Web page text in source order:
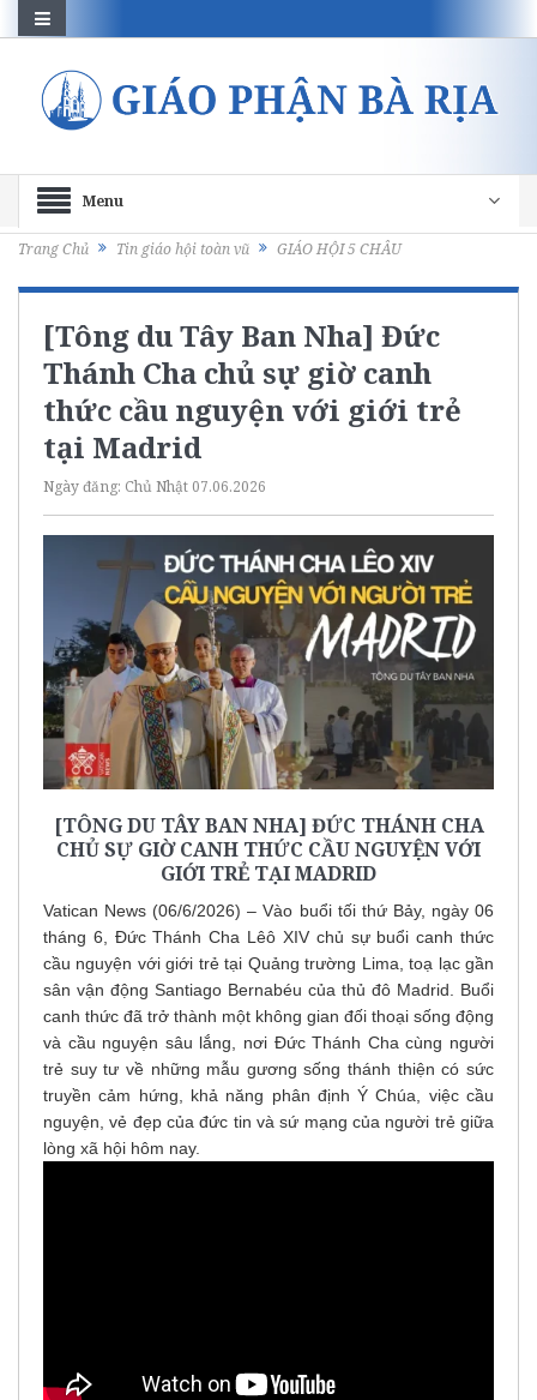
Menu
Trang Chủ Tin giáo hội toàn vũ GIÁO HỘI 5 CHÂU
[Tông du Tây Ban Nha] Đức
Thánh Cha chủ sự giờ canh
thức cầu nguyện với giới trẻ
tại Madrid
Ngày đăng: Chủ Nhật 07.06.2026
[TÔNG DU TÂY BAN NHA] ĐỨC THÁNH CHA
CHỦ SỰ GIỜ CANH THỨC CẦU NGUYỆN VỚI
GIỚI TRẺ TẠI MADRID
Vatican News (06/6/2026) – Vào buổi tối thứ Bảy, ngày 06
tháng 6, Đức Thánh Cha Lêô XIV chủ sự buổi canh thức
cầu nguyện với giới trẻ tại Quảng trường Lima, toạ lạc gần
sân vận động Santiago Bernabéu của thủ đô Madrid. Buổi
canh thức đã trở thành một không gian đối thoại sống động
và cầu nguyện sâu lắng, nơi Đức Thánh Cha cùng người
trẻ suy tư về những mẫu gương sống thánh thiện có sức
truyền cảm hứng, khả năng phân định Ý Chúa, việc cầu
nguyện, vẻ đẹp của đức tin và sứ mạng của người trẻ giữa
lòng xã hội hôm nay.